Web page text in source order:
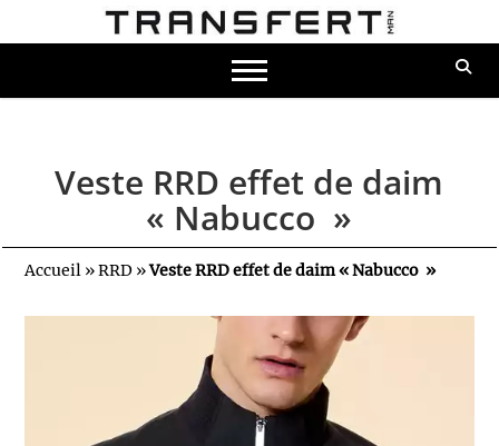
Veste RRD effet de daim
« Nabucco »
Accueil »RRD »Veste RRD effet de daim « Nabucco »